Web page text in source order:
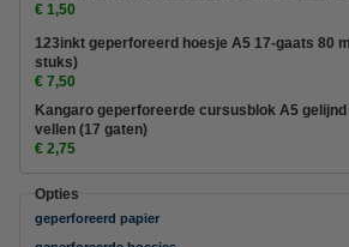
€ 1,50
123inkt geperforeerd hoesje A5 17-gaats 80
stuks)
€ 7,50
Kangaro geperforeerde cursusblok A5 gelijnd
vellen (17 gaten)
€ 2,75
Opties
geperforeerd papier